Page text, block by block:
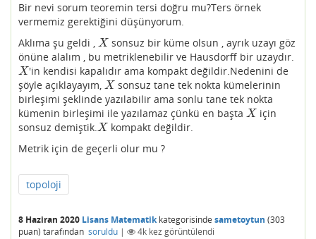
Bir nevi sorum teoremin tersi doğru mu?Ters örnek
vermemiz gerektiğini düşünyorum.
Aklıma şu geldi , X
X sonsuz bir küme olsun , ayrık uzayı göz
önüne alalım , bu metriklenebilir ve Hausdorff bir uzaydır.
X
X 'in kendisi kapalıdır ama kompakt değildir.Nedenini de
şöyle açıklayayım, X
X sonsuz tane tek nokta kümelerinin
birleşimi şeklinde yazılabilir ama sonlu tane tek nokta
kümenin birleşimi ile yazılamaz çünkü en başta X
X için
sonsuz demiştik.X
X kompakt değildir.
Metrik için de geçerli olur mu ?
topoloji
8 Haziran 2020 Lisans Matematikkategorisinde sametoytun (303
puan) tarafından soruldu | 4k kez görüntülendi